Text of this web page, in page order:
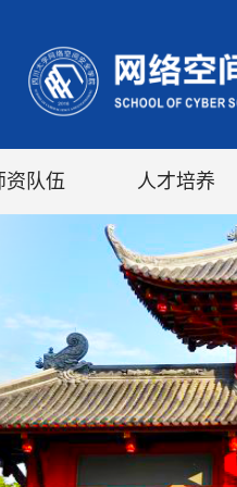
资队伍 人才培养